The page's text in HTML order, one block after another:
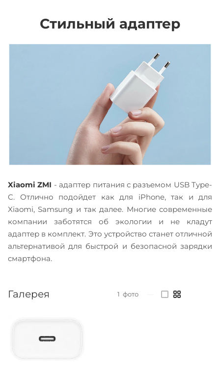
Стильный адаптер
Xiaomi ZMI - адаптер питания с разъемом USB Type-
C. Отлично подойдет как для iPhone, так и для
Xiaomi, Samsung и так далее. Многие современные
компании заботятся об экологии и не кладут
адаптер в комплект. Это устройство станет отличной
альтернативой для быстрой и безопасной зарядки
смартфона.
Галерея 1 фото